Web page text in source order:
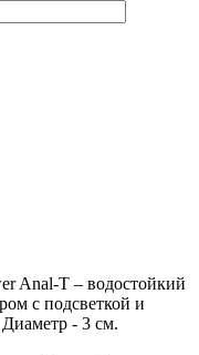
Anal-T – водостойкий
с подсветкой и
- 3 см.